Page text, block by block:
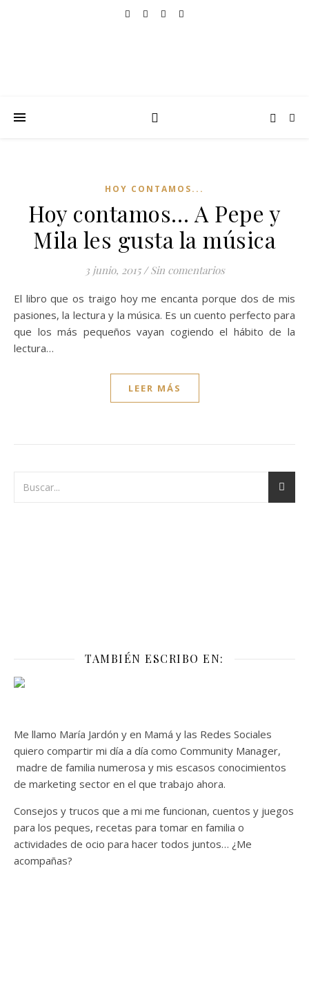
HOY CONTAMOS...
Hoy contamos… A Pepe y
Mila les gusta la música
3 junio, 2015 / Sin comentarios
El libro que os traigo hoy me encanta porque dos de mis
pasiones, la lectura y la música. Es un cuento perfecto para
que los más pequeños vayan cogiendo el hábito de la
lectura…
LEER MÁS
TAMBIÉN ESCRIBO EN:
Me llamo María Jardón y en Mamá y las Redes Sociales
quiero compartir mi día a día como Community Manager,
madre de familia numerosa y mis escasos conocimientos
de marketing sector en el que trabajo ahora.
Consejos y trucos que a mi me funcionan, cuentos y juegos
para los peques, recetas para tomar en familia o
actividades de ocio para hacer todos juntos… ¿Me
acompañas?